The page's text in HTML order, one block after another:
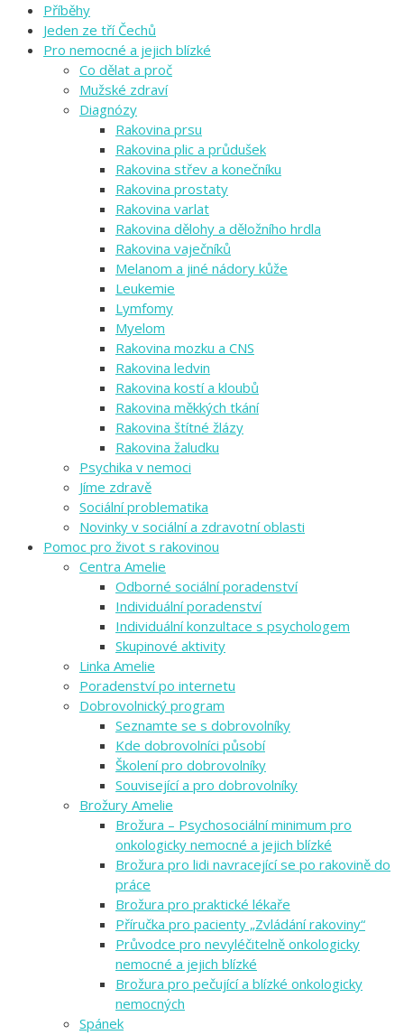
Příběhy
Jeden ze tří Čechů
Pro nemocné a jejich blízké
Co dělat a proč
Mužské zdraví
Diagnózy
Rakovina prsu
Rakovina plic a průdušek
Rakovina střev a konečníku
Rakovina prostaty
Rakovina varlat
Rakovina dělohy a děložního hrdla
Rakovina vaječníků
Melanom a jiné nádory kůže
Leukemie
Lymfomy
Myelom
Rakovina mozku a CNS
Rakovina ledvin
Rakovina kostí a kloubů
Rakovina měkkých tkání
Rakovina štítné žlázy
Rakovina žaludku
Psychika v nemoci
Jíme zdravě
Sociální problematika
Novinky v sociální a zdravotní oblasti
Pomoc pro život s rakovinou
Centra Amelie
Odborné sociální poradenství
Individuální poradenství
Individuální konzultace s psychologem
Skupinové aktivity
Linka Amelie
Poradenství po internetu
Dobrovolnický program
Seznamte se s dobrovolníky
Kde dobrovolníci působí
Školení pro dobrovolníky
Související a pro dobrovolníky
Brožury Amelie
Brožura – Psychosociální minimum pro
onkologicky nemocné a jejich blízké
Brožura pro lidi navracející se po rakovině do
práce
Brožura pro praktické lékaře
Příručka pro pacienty „Zvládání rakoviny“
Průvodce pro nevyléčitelně onkologicky
nemocné a jejich blízké
Brožura pro pečující a blízké onkologicky
nemocných
Spánek